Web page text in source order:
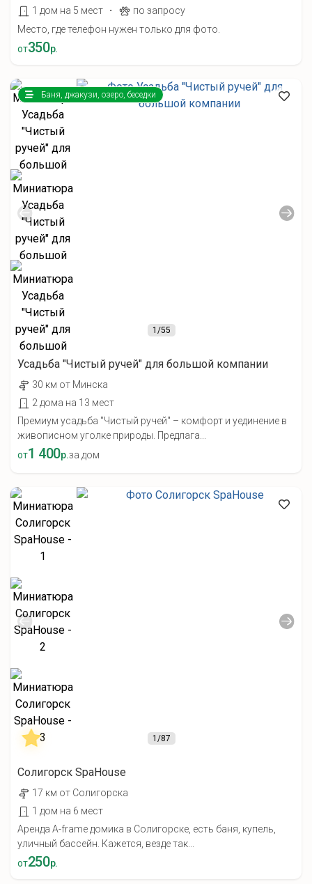
1 дом на 5 мест
·
по запросу
Место, где телефон нужен только для фото.
от350р.
1/55
Баня, джакузи, озеро, беседки
Усадьба "Чистый ручей" для большой компании
30 км от Минска
2 дома на 13 мест
Премиум усадьба "Чистый ручей" – комфорт и уединение в
живописном уголке природы. Предлага...
от1 400р.за дом
1/87
Солигорск SpaHouse
17 км от Солигорска
1 дом на 6 мест
Аренда A-frame домика в Солигорске, есть баня, купель,
уличный бассейн. Кажется, везде так...
от250р.